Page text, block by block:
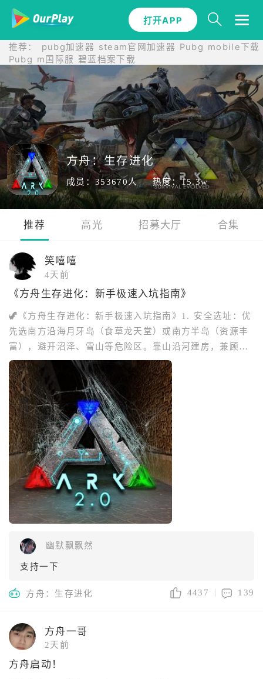
打开APP
推荐： pubg加速器 steam官网加速器 Pubg mobile下载
Pubg m国际服 碧蓝档案下载
打开APP
方舟：生存进化
成员：353670人 热度：15.3w
推荐 高光 招募大厅 合集
笑嘻嘻
4天前
《方舟生存进化：新手极速入坑指南》
🦖《方舟生存进化：新手极速入坑指南》1. 安全选址：优
先选南方沿海月牙岛（食草龙天堂）或南方半岛（资源丰
富），避开沼泽、雪山等危险区。靠山沿河建房，兼顾资
源与安全。 2. 生存三件套：• 工具：徒手撸树捡石→速
造石镐（挖石头）、石斧（砍木材）； • 生存：做水袋
（内陆饮水）、睡袋（固定复活点）； • 武器：长矛近
战+弹弓（击晕小恐龙）。 3. 属性
幽默飘飘然
支持一下
方舟：生存进化 4437 139
方舟一哥
2天前
方舟启动！